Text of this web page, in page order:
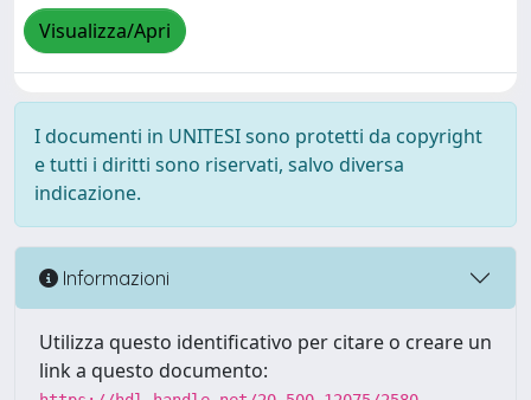
Visualizza/Apri
I documenti in UNITESI sono protetti da copyright
e tutti i diritti sono riservati, salvo diversa
indicazione.
Informazioni
Utilizza questo identificativo per citare o creare un
link a questo documento: